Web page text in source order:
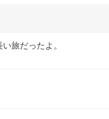
旅だったよ。